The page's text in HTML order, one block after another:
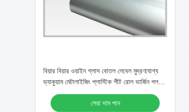
বিয়ার বিয়ার ওয়াইন গ্লাস বোতল লেবেল মুদ্রণযোগ্য
ভ্যাকুয়াম মেটালাইজিং প্লাস্টিক শীট রোল ভার্জিন পলপ
স্টাইল, উচ্চ জল শোষণ
সেরা দাম পান